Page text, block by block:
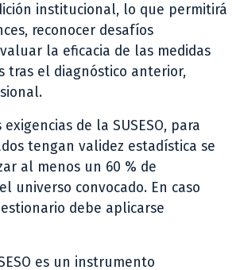
institucional, lo que permitirá
reconocer desafíos
la eficacia de las medidas
tras el diagnóstico anterior,
de la SUSESO, para
tengan validez estadística se
al menos un 60 % de
universo convocado. En caso
debe aplicarse
es un instrumento